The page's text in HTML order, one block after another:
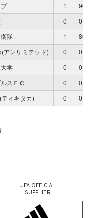
1
90
0
0
隊 1
80
アンリミテッド) 0
0
学 0
0
スＦＣ 0
0
ィキタカ) 0 0
JFA OFFICIAL
SUPPLIER